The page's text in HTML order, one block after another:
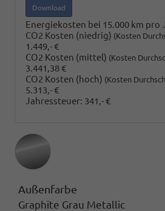
Download
Energiekosten bei 15.000 km pro
CO2 Kosten (niedrig) (Kosten
1.449,- €
CO2 Kosten (mittel) (Kosten
3.441,38 €
CO2 Kosten (hoch) (Kosten
5.313,- €
Jahressteuer: 341,- €
Außenfarbe
Graphite Grau Metallic